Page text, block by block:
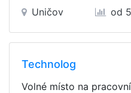
Uničov od
Technolog
Volné místo na